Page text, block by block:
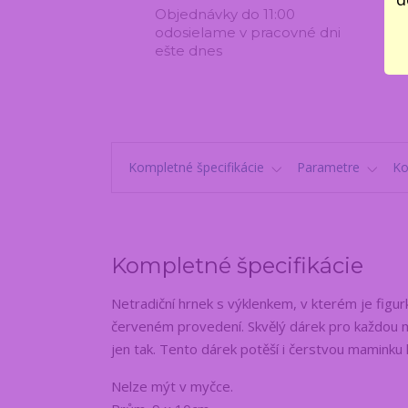
Objednávky do 11:00
odosielame v pracovné dni
ešte dnes
Kompletné špecifikácie Parametre
Kompletné špecifikácie
Netradiční hrnek s výklenkem, v kterém je
červeném provedení. Skvělý dárek pro každou
jen tak. Tento dárek potěší i čerstvou
Nelze mýt v myčce.